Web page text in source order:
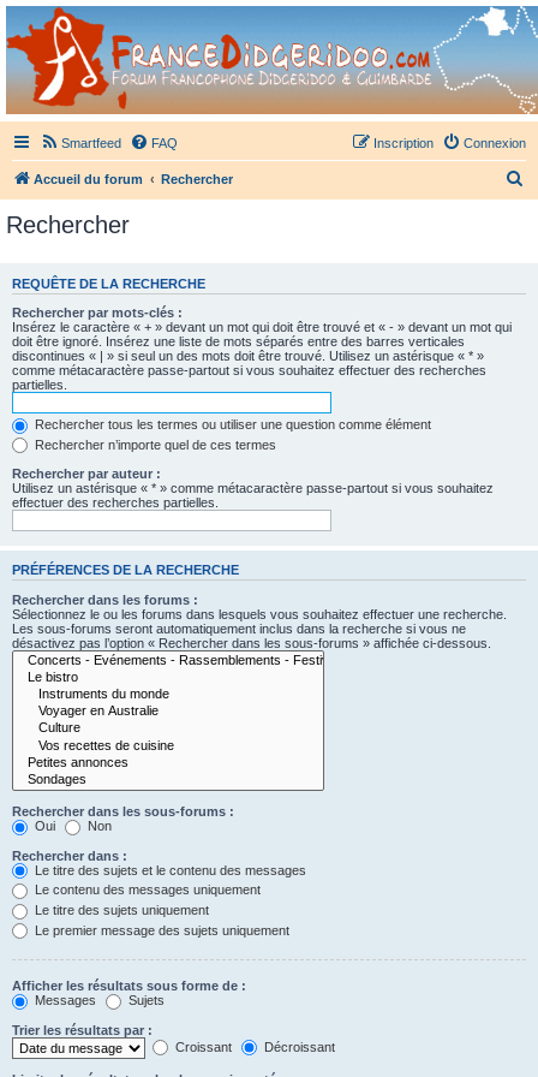
France Didgeridoo
Didgeridoo et Guimbarde sur France Didgeridoo - retrouvez la communauté.
Smartfeed FAQ Connexion
Inscription
Accueil du forum Rechercher
e
Rechercher
REQUÊTE DE LA RECHERCHE
Rechercher par mots-clés :
Insérez le caractère « + » devant un mot qui doit être trouvé et « - » devant un mot qui
doit être ignoré. Insérez une liste de mots séparés entre des barres verticales
discontinues « | » si seul un des mots doit être trouvé. Utilisez un astérisque « * »
comme métacaractère passe-partout si vous souhaitez effectuer des recherches
partielles.
Rechercher tous les termes ou utiliser une question comme élément
Rechercher n’importe quel de ces termes
Rechercher par auteur :
Utilisez un astérisque « * » comme métacaractère passe-partout si vous souhaitez
effectuer des recherches partielles.
PRÉFÉRENCES DE LA RECHERCHE
Rechercher dans les forums :
Sélectionnez le ou les forums dans lesquels vous souhaitez effectuer une recherche.
Les sous-forums seront automatiquement inclus dans la recherche si vous ne
désactivez pas l’option « Rechercher dans les sous-forums » affichée ci-dessous.
Rechercher dans les sous-forums :
Oui
Non
Rechercher dans :
Le titre des sujets et le contenu des messages
Le contenu des messages uniquement
Le titre des sujets uniquement
Le premier message des sujets uniquement
Afficher les résultats sous forme de :
Messages
Sujets
Trier les résultats par :
Croissant
Décroissant